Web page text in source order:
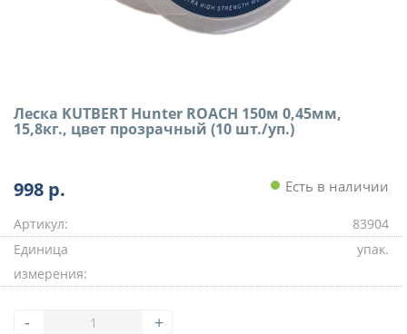
Леска KUTBERT Hunter ROACH 150м 0,45мм,
15,8кг., цвет прозрачный (10 шт./уп.)
998 р. Есть в наличии
Артикул:
83904
Единица
измерения:
упак.
- +